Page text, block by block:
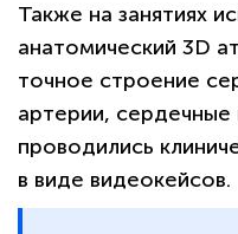
Также на занятиях
анатомический 3D
точное строение
артерии, сердечные
проводились
в виде видеокейсов.